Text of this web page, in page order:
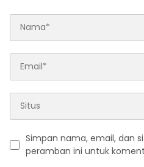
Simpan nama, email, dan
peramban ini untuk